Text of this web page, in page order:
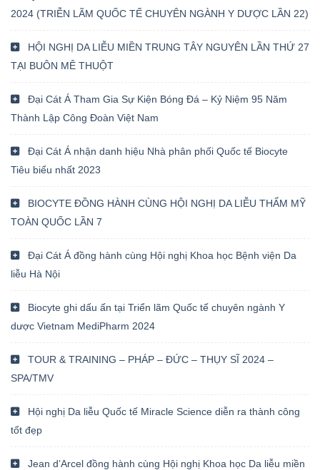
2024 (TRIỄN LÃM QUỐC TẾ CHUYÊN NGÀNH Y DƯỢC LẦN 22)
HỘI NGHỊ DA LIỄU MIỀN TRUNG TÂY NGUYÊN LẦN THỨ 27
TẠI BUÔN MÊ THUỘT
Đại Cát Á Tham Gia Sự Kiện Bóng Đá – Kỷ Niệm 95 Năm
Thành Lập Công Đoàn Việt Nam
Đại Cát Á nhận danh hiệu Nhà phân phối Quốc tế Biocyte
Tiêu biểu nhất 2023
BIOCYTE ĐỒNG HÀNH CÙNG HỘI NGHỊ DA LIỄU THẨM MỸ
TOÀN QUỐC LẦN 7
Đại Cát Á đồng hành cùng Hội nghị Khoa học Bệnh viện Da
liễu Hà Nội
Biocyte ghi dấu ấn tại Triển lãm Quốc tế chuyên ngành Y
dược Vietnam MediPharm 2024
TOUR & TRAINING – PHÁP – ĐỨC – THỤY SĨ 2024 –
SPA/TMV
Hội nghị Da liễu Quốc tế Miracle Science diễn ra thành công
tốt đẹp
Jean d’Arcel đồng hành cùng Hội nghị Khoa học Da liễu miền